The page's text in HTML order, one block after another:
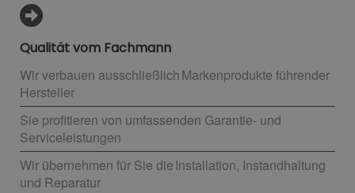
Qualität vom Fachmann
Wir verbauen ausschließlich Markenprodukte führender
Hersteller
Sie profitieren von umfassenden Garantie- und
Serviceleistungen
Wir übernehmen für Sie die Installation, Instandhaltung
und Reparatur